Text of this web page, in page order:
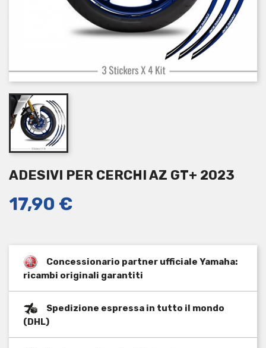
ADESIVI PER CERCHI AZ GT+ 2023
17,90 €
Concessionario partner ufficiale Yamaha:
ricambi originali garantiti
Spedizione espressa in tutto il mondo
(DHL)